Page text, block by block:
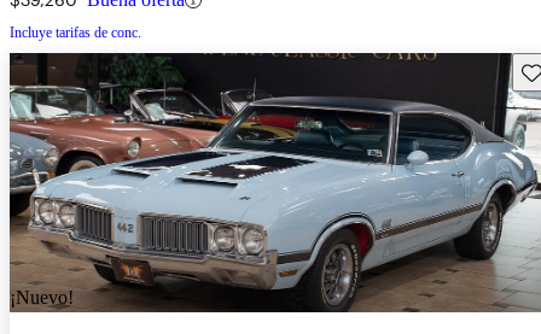
Incluye tarifas de conc.
¡Nuevo!